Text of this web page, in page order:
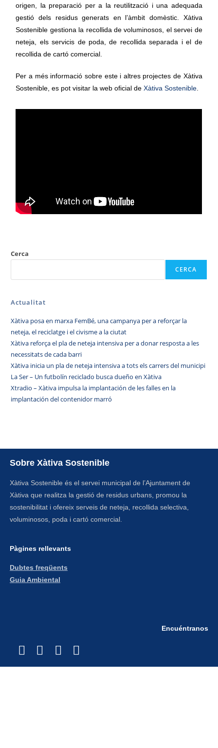
origen, la preparació per a la reutilització i una adequada
gestió dels residus generats en l’àmbit domèstic. Xàtiva
Sostenible gestiona la recollida de voluminosos, el servei de
neteja, els servicis de poda, de recollida separada i el de
recollida de cartó comercial.
Per a més informació sobre este i altres projectes de Xàtiva
Sostenible, es pot visitar la web oficial deXàtiva Sostenible
Cerca
CERCA
Actualitat
Xàtiva posa en marxa FemBé, una campanya per a reforçar la
neteja, el reciclatge i el civisme a la ciutat
Xàtiva reforça el pla de neteja intensiva per a donar resposta a les
necessitats de cada barri
Xàtiva inicia un pla de neteja intensiva a tots els carrers del municipi
La Ser – Un futbolín reciclado busca dueño en Xàtiva
Xtradio – Xàtiva impulsa la implantación de les falles en la
implantación del contenidor marró
Sobre Xàtiva Sostenible
Xàtiva Sostenible és el servei municipal de l’Ajuntament de
Xàtiva que realitza la gestió de residus urbans, promou la
sostenibilitat i ofereix serveis de neteja, recollida selectiva,
voluminosos, poda i cartó comercial.
Pàgines rellevants​
Dubtes freqüents
Guia Ambiental
Encuéntranos